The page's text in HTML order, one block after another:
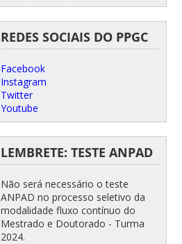
REDES SOCIAIS DO PPGC
Facebook
Instagram
Twitter
Youtube
LEMBRETE: TESTE ANPAD
Não será necessário o teste
ANPAD no processo seletivo da
modalidade fluxo contínuo do
Mestrado e Doutorado - Turma
2024.